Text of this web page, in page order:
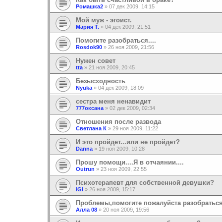
Ромашка2 » 07 дек 2009, 14:15
Мой муж - эгоист.
Мария Т. » 04 дек 2009, 21:51
Помогите разобраться....
Rosdok90 » 26 ноя 2009, 21:56
Нужен совет
tta » 21 ноя 2009, 20:45
Безысходность
Nyuka » 04 дек 2009, 18:09
сестра меня ненавидит
777оксана » 02 дек 2009, 02:34
Отношения после развода
Светлана К » 29 ноя 2009, 11:22
И это пройдет...или не пройдет?
Danna » 19 ноя 2009, 10:28
Прошу помощи....Я в отчаянии....
Outrun » 23 ноя 2009, 22:55
Психотерапевт для собственной девушки?
iGi » 26 ноя 2009, 15:17
Проблемы,помогите пожалуйста
Алла 08 » 20 ноя 2009, 19:56